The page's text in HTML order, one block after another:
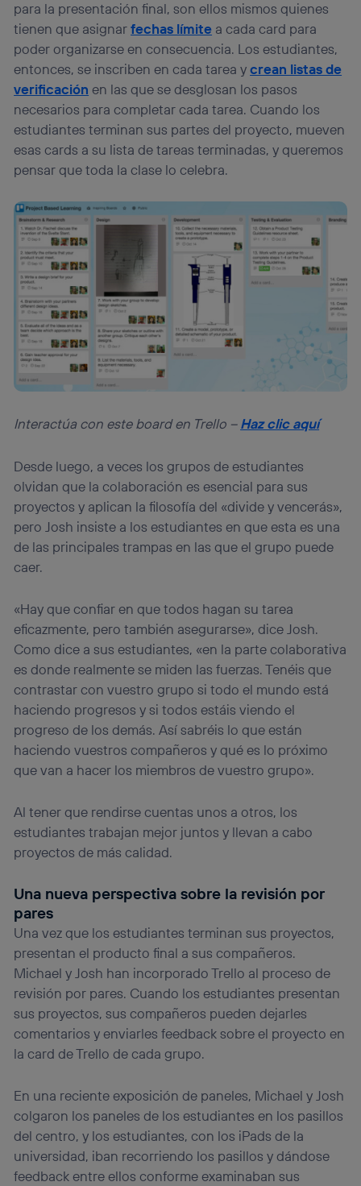
para la presentación final, son ellos mismos quienes
tienen que asignarfechas límite a cada card para
poder organizarse en consecuencia. Los estudiantes,
entonces, se inscriben en cada tarea ycrean listas de
verificación en las que se desglosan los pasos
necesarios para completar cada tarea. Cuando los
estudiantes terminan sus partes del proyecto, mueven
esas cards a su lista de tareas terminadas, y queremos
pensar que toda la clase lo celebra.
Interactúa con este board en Trello – Haz clic aquí
Desde luego, a veces los grupos de estudiantes
olvidan que la colaboración es esencial para sus
proyectos y aplican la filosofía del «divide y vencerás»,
pero Josh insiste a los estudiantes en que esta es una
de las principales trampas en las que el grupo puede
caer.
«Hay que confiar en que todos hagan su tarea
eficazmente, pero también asegurarse», dice Josh.
Como dice a sus estudiantes, «en la parte colaborativa
es donde realmente se miden las fuerzas. Tenéis que
contrastar con vuestro grupo si todo el mundo está
haciendo progresos y si todos estáis viendo el
progreso de los demás. Así sabréis lo que están
haciendo vuestros compañeros y qué es lo próximo
que van a hacer los miembros de vuestro grupo».
Al tener que rendirse cuentas unos a otros, los
estudiantes trabajan mejor juntos y llevan a cabo
proyectos de más calidad.
Una nueva perspectiva sobre la revisión por
pares
Una vez que los estudiantes terminan sus proyectos,
presentan el producto final a sus compañeros.
Michael y Josh han incorporado Trello al proceso de
revisión por pares. Cuando los estudiantes presentan
sus proyectos, sus compañeros pueden dejarles
comentarios y enviarles feedback sobre el proyecto en
la card de Trello de cada grupo.
En una reciente exposición de paneles, Michael y Josh
colgaron los paneles de los estudiantes en los pasillos
del centro, y los estudiantes, con los iPads de la
universidad, iban recorriendo los pasillos y dándose
feedback entre ellos conforme examinaban sus